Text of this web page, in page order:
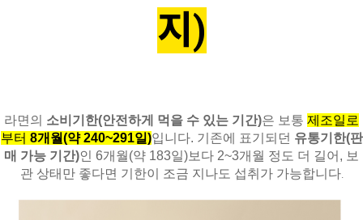
지)
라면의 소비기한(안전하게 먹을 수 있는 기간)은 보통 제조일로
부터 8개월(약 240~291일)입니다. 기존에 표기되던 유통기한(판
매 가능 기간)인 6개월(약 183일)보다 2~3개월 정도 더 길어, 보
관 상태만 좋다면 기한이 조금 지나도 섭취가 가능합니다.